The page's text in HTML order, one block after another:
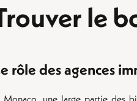
le
rôle des agences
Monaco, une large partie des